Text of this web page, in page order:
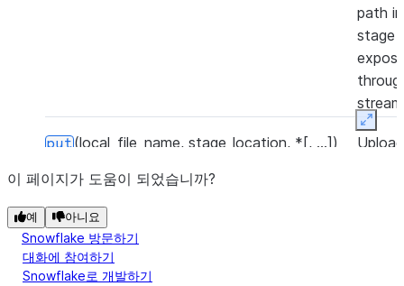
path
stage
put(local_file_name, stage_location, *[, ...])
put_stream (input_stream, stage_location, *)
이 페이지가 도움이 되었습니까?
예 아니요
Snowflake 방문하기
대화에 참여하기
Snowflake로 개발하기